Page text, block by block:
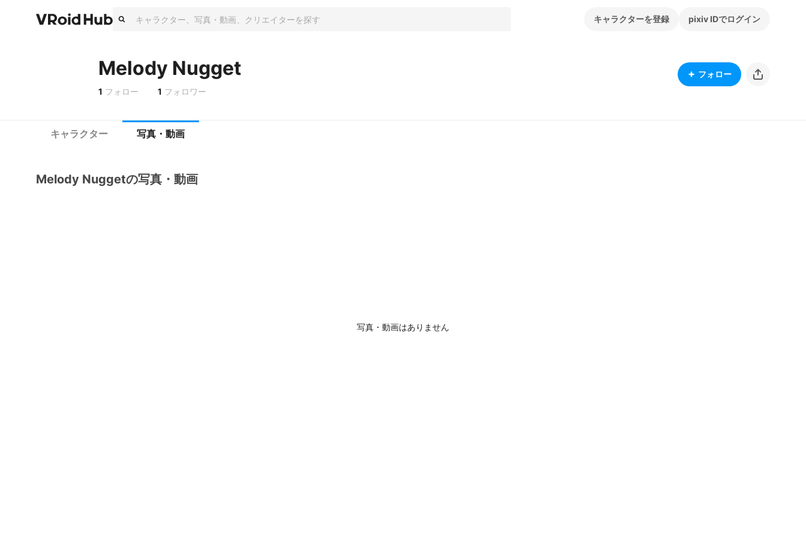
キャラクターを登録 pixiv IDでログイン
Melody Nugget
1 フォロー 1 フォロワー
フォロー
キャラクター 写真・動画
Melody Nuggetの写真・動画
写真・動画はありません